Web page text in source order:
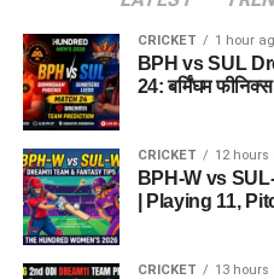
CRICKET 1 hour
BPH vs SUL
24: बर्मिंघम
CRICKET 12 hours
BPH-W vs
| Playing 11,
CRICKET 13 hours